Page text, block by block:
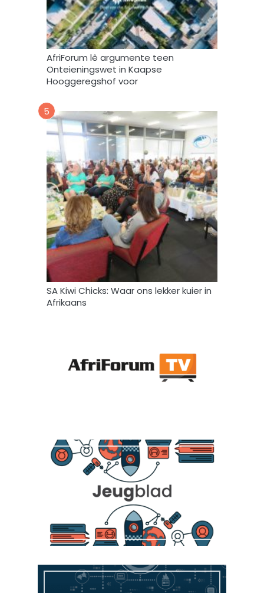
g
e
b
r
u
i
k
AfriForum lê argumente teen
Onteieningswet in Kaapse
Hooggeregshof voor
5
SA Kiwi Chicks: Waar ons lekker kuier in
Afrikaans